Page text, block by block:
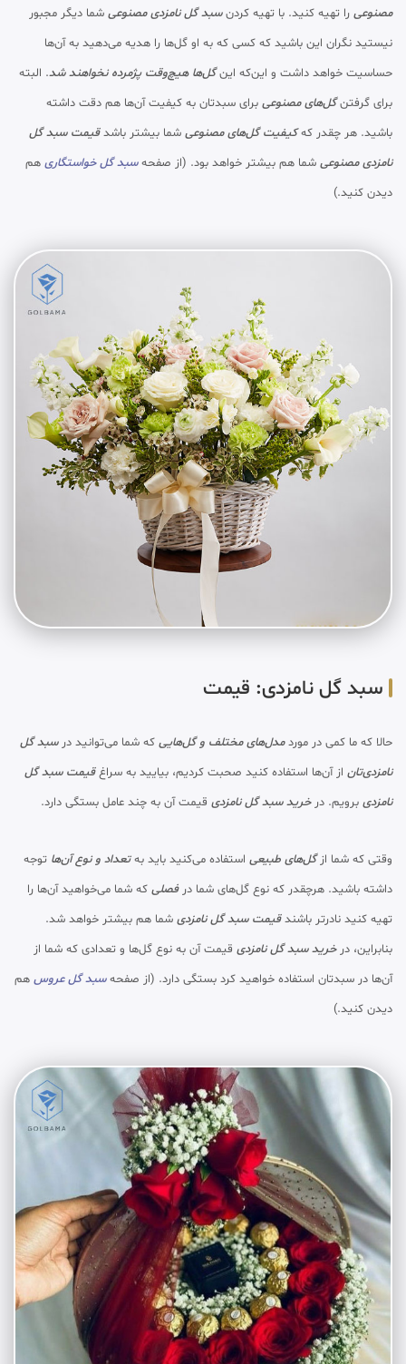
مصنوعی را تهیه کنید. با تهیه کردنسبد گل نامزدی مصنوعی شما دیگر مجبور
نیستید نگران این باشید که کسی که به او گل‌ها را هدیه می‌دهید به آن‌ها
حساسیت خواهد داشت و این‌که اینگل‌ها هیچ‌وقت پژمرده نخواهند شد. البته
برای گرفتنگل‌های مصنوعی برای سبدتان به کیفیت آن‌ها هم دقت داشته
باشید. هر چقدر کهکیفیت گل‌های مصنوعی شما بیشتر باشدقیمت سبد گل
نامزدی مصنوعی شما هم بیشتر خواهد بود. (از صفحهسبد گل خواستگاری هم
دیدن کنید.)
سبد گل نامزدی: قیمت
حالا که ما کمی در موردمدل‌های مختلف و گل‌هایی که شما می‌توانید درسبد گل
نامزدی‌تان از آن‌ها استفاده کنید صحبت کردیم، بیایید به سراغقیمت سبد گل
نامزدی برویم. درخرید سبد گل نامزدی قیمت آن به چند عامل بستگی دارد.
وقتی که شما ازگل‌های طبیعی استفاده می‌کنید باید بهتعداد و نوع آن‌ها توجه
داشته باشید. هرچقدر که نوع گل‌های شما درفصلی که شما می‌خواهید آن‌ها را
تهیه کنید نادرتر باشندقیمت سبد گل نامزدی شما هم بیشتر خواهد شد.
بنابراین، درخرید سبد گل نامزدی قیمت آن به نوع گل‌ها و تعدادی که شما از
آن‌ها در سبدتان استفاده خواهید کرد بستگی دارد. (از صفحهسبد گل عروس هم
دیدن کنید.)